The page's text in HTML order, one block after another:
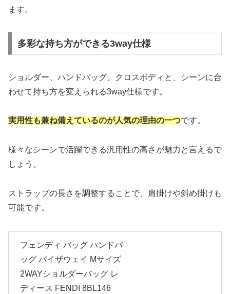
ます。
多彩な持ち方ができる3way仕様
ショルダー、ハンドバッグ、クロスボディと、シーンに合
わせて持ち方を変えられる3way仕様です。
実用性も兼ね備えているのが人気の理由の一つです。
様々なシーンで活躍できる汎用性の高さが魅力と言えるで
しょう。
ストラップの長さを調整することで、肩掛けや斜め掛けも
可能です。
フェンディ バッグ ハンドバ
ッグ バイザウェイ Mサイズ
2WAYショルダーバッグ レ
ディース FENDI 8BL146